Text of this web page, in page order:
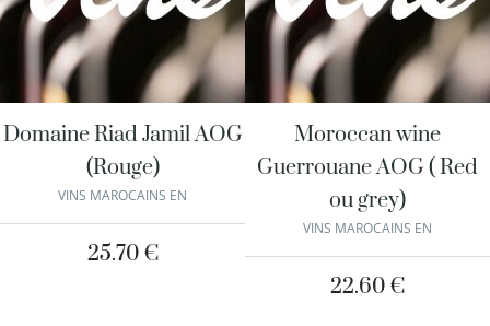
Domaine Riad Jamil AOG
(Rouge)
VINS MAROCAINS EN
25.70 €
Moroccan wine
Guerrouane AOG ( Red
ou grey)
VINS MAROCAINS EN
22.60 €